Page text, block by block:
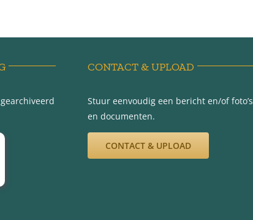
CONTACT & UPLOAD
Stuur eenvoudig een bericht en/of foto’s
en documenten.
CONTACT & UPLOAD